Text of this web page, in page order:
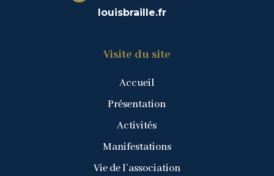
louisbraille.fr
Visite du site
Accueil
Présentation
Activités
Manifestations
Vie de l’association